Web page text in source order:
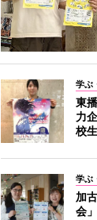
学ぶ
東
力
校
学ぶ
加
会